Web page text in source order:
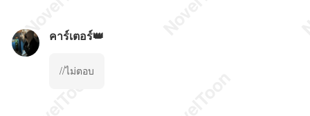
คาร์เตอร์👑
//ไม่ตอบ